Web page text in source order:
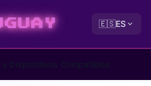
🇪🇸ES
Dispositivos Compatibles